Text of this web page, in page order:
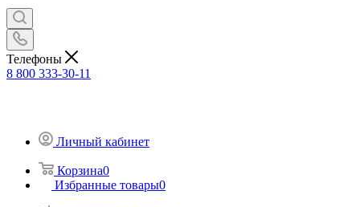
Телефоны
8 800 333-30-11
Личный кабинет
Корзина0
Избранные товары0